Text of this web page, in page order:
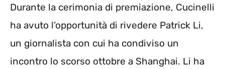
Durante la cerimonia di premiazione, Cucinelli
ha avuto l’opportunità di rivedere Patrick Li,
un giornalista con cui ha condiviso un
incontro lo scorso ottobre a Shanghai. Li ha